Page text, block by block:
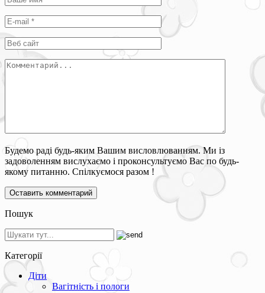
Будемо раді будь-яким Вашим висловлюванням. Ми із
задоволенням вислухаємо і проконсультуємо Вас по будь-
якому питанню. Спілкуємося разом !
Пошук
Категорії
Діти
Вагітність і пологи